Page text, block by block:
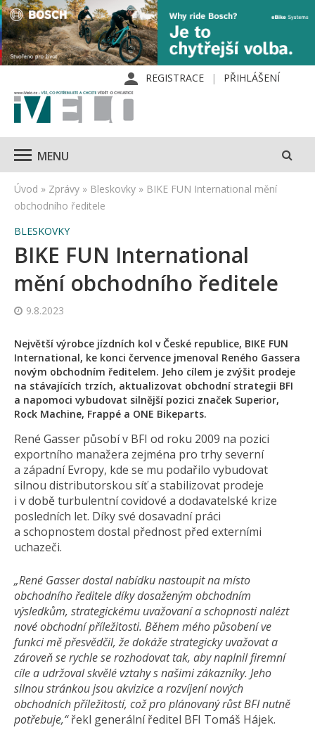
REGISTRACE PŘIHLÁŠENÍ
MENU
Úvod » Zprávy » Bleskovky » BIKE FUN International mění
obchodního ředitele
BLESKOVKY
BIKE FUN International
mění obchodního ředitele
9.8.2023
Největší výrobce jízdních kol v České republice, BIKE FUN
International, ke konci července jmenoval Reného Gassera
novým obchodním ředitelem. Jeho cílem je zvýšit prodeje
na stávajících trzích, aktualizovat obchodní strategii BFI
a napomoci vybudovat silnější pozici značek Superior,
Rock Machine, Frappé a ONE Bikeparts.
René Gasser působí v BFI od roku 2009 na pozici
exportního manažera zejména pro trhy severní
a západní Evropy, kde se mu podařilo vybudovat
silnou distributorskou síť a stabilizovat prodeje
i v době turbulentní covidové a dodavatelské krize
posledních let. Díky své dosavadní práci
a schopnostem dostal přednost před externími
uchazeči.
„René Gasser dostal nabídku nastoupit na místo
obchodního ředitele díky dosaženým obchodním
výsledkům, strategickému uvažovaní a schopnosti nalézt
nové obchodní příležitosti. Během mého působení ve
funkci mě přesvědčil, že dokáže strategicky uvažovat a
zároveň se rychle se rozhodovat tak, aby naplnil firemní
cíle a udržoval skvělé vztahy s našimi zákazníky. Jeho
silnou stránkou jsou akvizice a rozvíjení nových
obchodních příležitostí, což pro plánovaný růst BFI nutně
potřebuje,“řekl generální ředitel BFI Tomáš Hájek.